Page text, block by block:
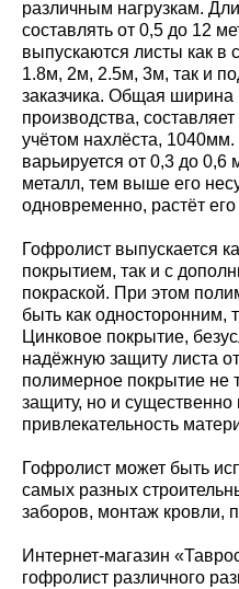
различным нагрузкам.
составлять от 0,5 до 12
выпускаются листы как в
1.8м, 2м, 2.5м, 3м, так и
заказчика. Общая
производства,
учётом нахлёста,
варьируется от 0,3 до
металл, тем выше его
одновременно, растёт его
Гофролист выпускается
покрытием, так и с
покраской. При этом
быть как односторонним,
Цинковое покрытие,
надёжную защиту листа
полимерное покрытие не
защиту, но и
привлекательность
Гофролист может быть
самых разных
заборов, монтаж кровли,
Интернет-магазин
гофролист различного